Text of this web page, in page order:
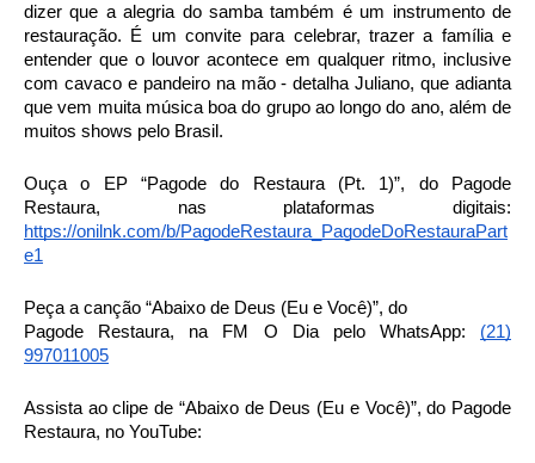
dizer que a alegria do samba também é um instrumento de
restauração. É um convite para celebrar, trazer a família e
entender que o louvor acontece em qualquer ritmo, inclusive
com cavaco e pandeiro na mão - detalha Juliano, que adianta
que vem muita música boa do grupo ao longo do ano, além de
muitos shows pelo Brasil.
Ouça o EP “Pagode do Restaura (Pt. 1)”, do Pagode
Restaura, nas plataformas digitais:
https://onilnk.com/b/PagodeRestaura_PagodeDoRestauraPart
e1
Peça a canção “Abaixo de Deus (Eu e Você)”, do
Pagode Restaura, na FM O Dia pelo WhatsApp: (21)
997011005
Assista ao clipe de “Abaixo de Deus (Eu e Você)”, do Pagode
Restaura, no YouTube: